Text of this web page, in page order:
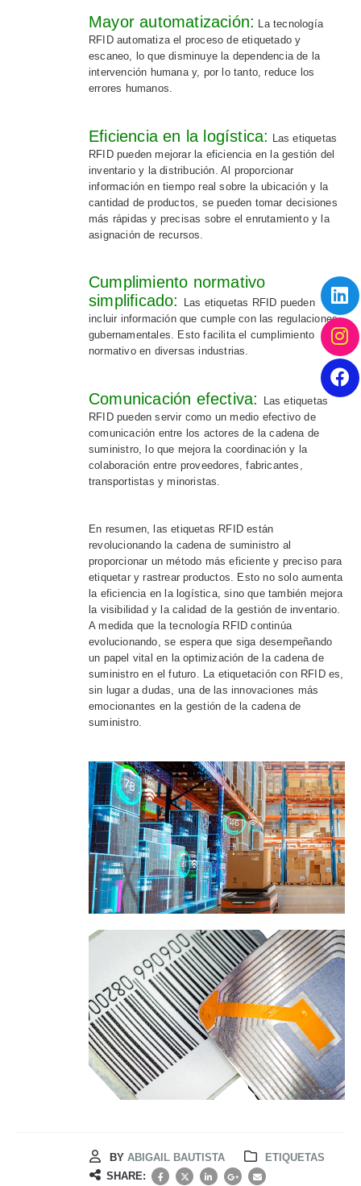
Mayor automatización: La tecnología
RFID automatiza el proceso de etiquetado y
escaneo, lo que disminuye la dependencia de la
intervención humana y, por lo tanto, reduce los
errores humanos.
Eficiencia en la logística:
Las etiquetas
RFID pueden mejorar la eficiencia en la gestión del
inventario y la distribución. Al proporcionar
información en tiempo real sobre la ubicación y la
cantidad de productos, se pueden tomar decisiones
más rápidas y precisas sobre el enrutamiento y la
asignación de recursos.
Cumplimiento normativo
simplificado:
Las etiquetas RFID pueden
incluir información que cumple con las regulaciones
gubernamentales. Esto facilita el cumplimiento
normativo en diversas industrias.
Comunicación efectiva:
Las etiquetas
RFID pueden servir como un medio efectivo de
comunicación entre los actores de la cadena de
suministro, lo que mejora la coordinación y la
colaboración entre proveedores, fabricantes,
transportistas y minoristas.
En resumen, las etiquetas RFID están
revolucionando la cadena de suministro al
proporcionar un método más eficiente y preciso para
etiquetar y rastrear productos. Esto no solo aumenta
la eficiencia en la logística, sino que también mejora
la visibilidad y la calidad de la gestión de inventario.
A medida que la tecnología RFID continúa
evolucionando, se espera que siga desempeñando
un papel vital en la optimización de la cadena de
suministro en el futuro. La etiquetación con RFID es,
sin lugar a dudas, una de las innovaciones más
emocionantes en la gestión de la cadena de
suministro.
BY ABIGAIL BAUTISTA
ETIQUETAS
SHARE: